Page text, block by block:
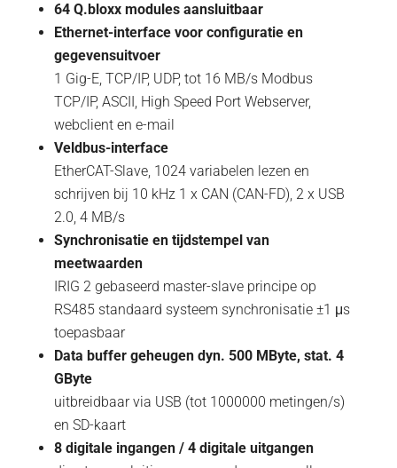
64 Q.bloxx modules aansluitbaar
Ethernet-interface voor configuratie en
gegevensuitvoer
1 Gig-E, TCP/IP, UDP, tot 16 MB/s Modbus
TCP/IP, ASCII, High Speed Port Webserver,
webclient en e-mail
Veldbus-interface
EtherCAT-Slave, 1024 variabelen lezen en
schrijven bij 10 kHz 1 x CAN (CAN-FD), 2 x USB
2.0, 4 MB/s
Synchronisatie en tijdstempel van
meetwaarden
IRIG 2 gebaseerd master-slave principe op
RS485 standaard systeem synchronisatie ±1 μs
toepasbaar
Data buffer geheugen dyn. 500 MByte, stat. 4
GByte
uitbreidbaar via USB (tot 1000000 metingen/s)
en SD-kaart
8 digitale ingangen / 4 digitale uitgangen